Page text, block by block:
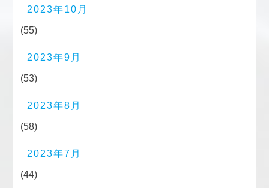
2023年10月
(55)
2023年9月
(53)
2023年8月
(58)
2023年7月
(44)